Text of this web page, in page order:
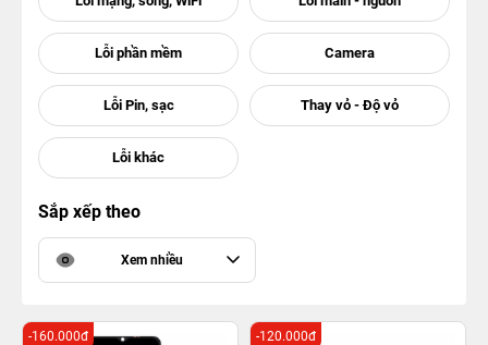
Sắp xếp theo
Xem nhiều
-160.000đ -120.000đ